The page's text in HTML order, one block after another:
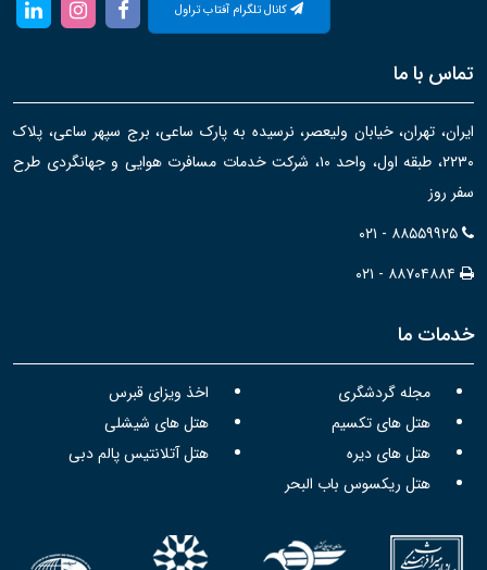
کانال تلگرام آفتاب تراول
تماس با ما
ایران، تهران، خیابان ولیعصر، نرسیده به پارک ساعی، برج سپهر ساعی، پلاک
۲۲۳۰، طبقه اول، واحد ۱۰، شرکت خدمات مسافرت هوایی و جهانگردی طرح
سفر روز
۰۲۱ - ۸۸۵۵۹۹۲۵
۰۲۱ - ۸۸۷۰۴۸۸۴
خدمات ما
مجله گردشگری
اخذ ویزای قبرس
هتل های تکسیم
هتل های شیشلی
هتل های دیره
هتل آتلانتیس پالم دبی
هتل ریکسوس باب البحر